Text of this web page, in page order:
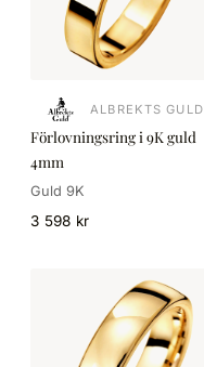
ALBREKTS GULD
Förlovningsring i 9K guld
4mm
Guld 9K
3 598 kr